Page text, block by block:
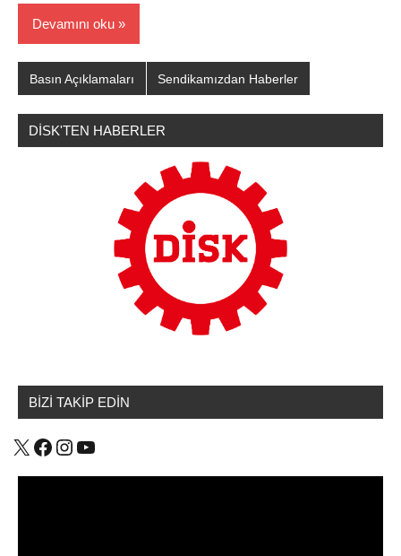
Devamını oku
Basın Açıklamaları Sendikamızdan Haberler
DİSK'TEN HABERLER
BİZİ TAKİP EDİN
X Facebook
Instagram
YouTube